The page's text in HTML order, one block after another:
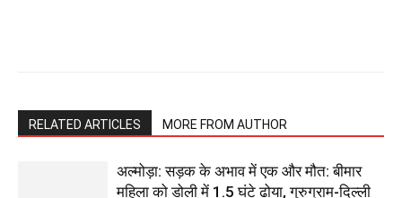
RELATED ARTICLES MORE FROM AUTHOR
अल्मोड़ा: सड़क के अभाव में एक और मौत: बीमार
महिला को डोली में 1.5 घंटे ढोया, गुरुग्राम-दिल्ली